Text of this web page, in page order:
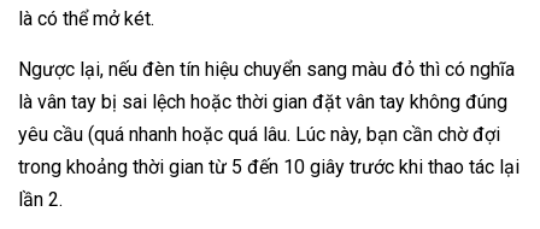
là có thể mở két.
Ngược lại, nếu đèn tín hiệu chuyển sang màu đỏ thì có nghĩa
là vân tay bị sai lệch hoặc thời gian đặt vân tay không đúng
yêu cầu (quá nhanh hoặc quá lâu. Lúc này, bạn cần chờ đợi
trong khoảng thời gian từ 5 đến 10 giây trước khi thao tác lại
lần 2.